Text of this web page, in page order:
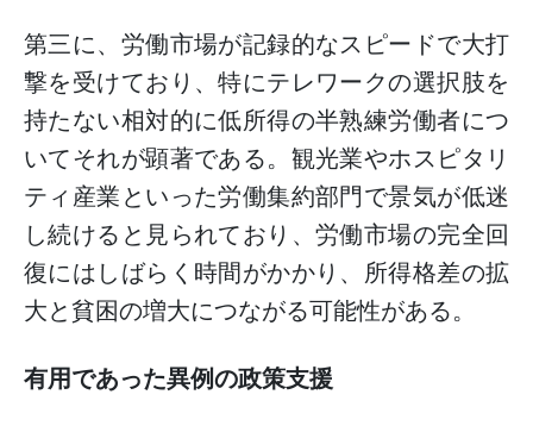
第三に、労働市場が記録的なスピードで大打
撃を受けており、特にテレワークの選択肢を
持たない相対的に低所得の半熟練労働者につ
いてそれが顕著である。観光業やホスピタリ
ティ産業といった労働集約部門で景気が低迷
し続けると見られており、労働市場の完全回
復にはしばらく時間がかかり、所得格差の拡
大と貧困の増大につながる可能性がある。
有用であった異例の政策支援